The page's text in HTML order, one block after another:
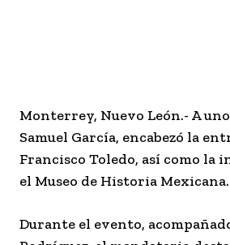
Monterrey, Nuevo León.- A
Samuel García, encabezó la
Francisco Toledo, así como la
el Museo de Historia Mexicana.
Durante el evento,